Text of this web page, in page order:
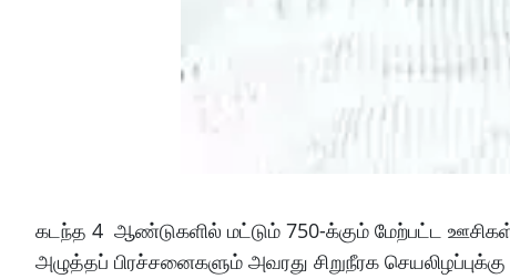
கடந்த 4 ஆண்டுகளில் மட்டும் 750-க்கும் மேற்பட்ட ஊசிகள்
அழுத்தப் பிரச்சனைகளும் அவரது சிறுநீரக